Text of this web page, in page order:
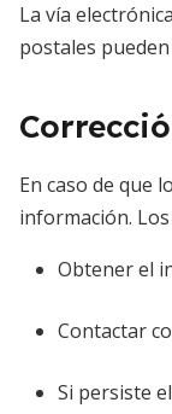
La vía
postales
En caso de que
información.
Obtener el
Contactar
Si persiste